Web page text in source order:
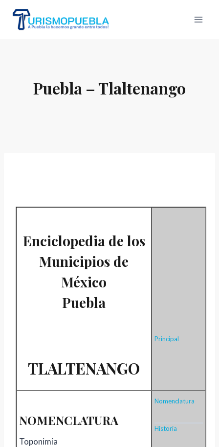
content
Puebla – Tlaltenango
Enciclopedia de los
Municipios de
México
Puebla
TLALTENANGO
Principal
NOMENCLATURA
Toponimia
Nomenclatura
Historia